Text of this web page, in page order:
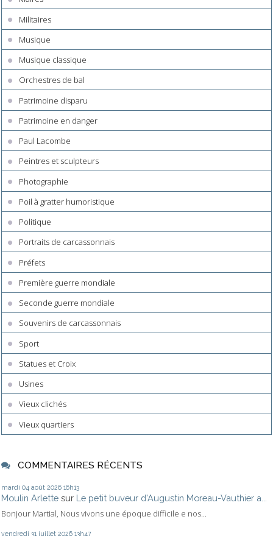
Militaires
Musique
Musique classique
Orchestres de bal
Patrimoine disparu
Patrimoine en danger
Paul Lacombe
Peintres et sculpteurs
Photographie
Poil à gratter humoristique
Politique
Portraits de carcassonnais
Préfets
Première guerre mondiale
Seconde guerre mondiale
Souvenirs de carcassonnais
Sport
Statues et Croix
Usines
Vieux clichés
Vieux quartiers
COMMENTAIRES RÉCENTS
mardi 04 août 2026 16h13
Moulin Arlette sur Le petit buveur d'Augustin Moreau-Vauthier a...
Bonjour Martial, Nous vivons une époque difficile e nos...
vendredi 31 juillet 2026 13h47